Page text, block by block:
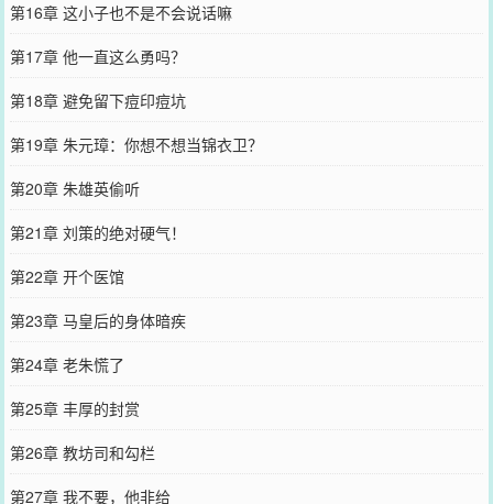
第16章 这小子也不是不会说话嘛
第17章 他一直这么勇吗？
第18章 避免留下痘印痘坑
第19章 朱元璋：你想不想当锦衣卫？
第20章 朱雄英偷听
第21章 刘策的绝对硬气！
第22章 开个医馆
第23章 马皇后的身体暗疾
第24章 老朱慌了
第25章 丰厚的封赏
第26章 教坊司和勾栏
第27章 我不要，他非给